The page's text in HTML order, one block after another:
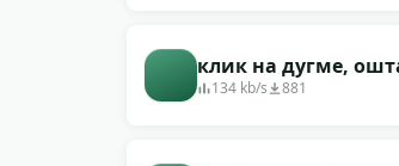
клик на дугме,
јасан, звучан
134 kb/s 881